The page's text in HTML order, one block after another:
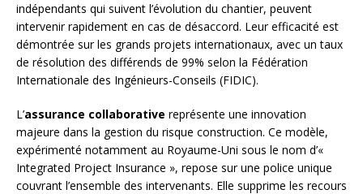
indépendants qui suivent l’évolution du chantier, peuvent
intervenir rapidement en cas de désaccord. Leur efficacité est
démontrée sur les grands projets internationaux, avec un taux
de résolution des différends de 99% selon la Fédération
Internationale des Ingénieurs-Conseils (FIDIC).
L’assurance collaborative représente une innovation
majeure dans la gestion du risque construction. Ce modèle,
expérimenté notamment au Royaume-Uni sous le nom d’«
Integrated Project Insurance », repose sur une police unique
couvrant l’ensemble des intervenants. Elle supprime les recours